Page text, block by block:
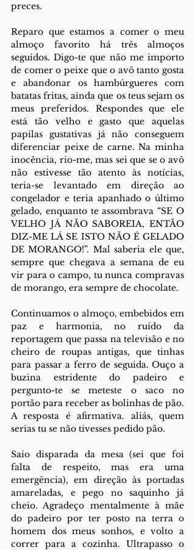
preces.
Reparo que estamos a comer o meu
almoço favorito há três almoços
seguidos. Digo-te que não me importo
de comer o peixe que o avô tanto gosta
e abandonar os hambúrgueres com
batatas fritas, ainda que os teus sejam os
meus preferidos. Respondes que ele
está tão velho e gasto que aquelas
papilas gustativas já não conseguem
diferenciar peixe de carne. Na minha
inocência, rio-me, mas sei que se o avô
não estivesse tão atento às notícias,
teria-se levantado em direção ao
congelador e teria apanhado o último
gelado, enquanto te assombrava “SE O
VELHO JÁ NÃO SABOREIA, ENTÃO
DIZ-ME LÁ SE ISTO NÃO É GELADO
DE MORANGO!”. Mal saberia ele que,
sempre que chegava a semana de eu
vir para o campo, tu nunca compravas
de morango, era sempre de chocolate.
Continuamos o almoço, embebidos em
paz e harmonia, no ruído da
reportagem que passa na televisão e no
cheiro de roupas antigas, que tinhas
para passar a ferro de seguida. Ouço a
buzina estridente do padeiro e
pergunto-te se meteste o saco no
portão para receber as bolinhas de pão.
A resposta é afirmativa. aliás, quem
serias tu se não tivesses pedido pão.
Saio disparada da mesa (sei que foi
falta de respeito, mas era uma
emergência), em direção às portadas
amareladas, e pego no saquinho já
cheio. Agradeço mentalmente à mãe
do padeiro por ter posto na terra o
homem dos meus sonhos, e volto a
correr para a cozinha. Ultrapasso o